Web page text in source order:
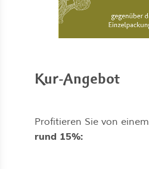
Kur-Angebot
Profitieren Sie von einem
rund 15%: